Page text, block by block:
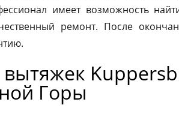
имеет возможность
ремонт. После
Горы